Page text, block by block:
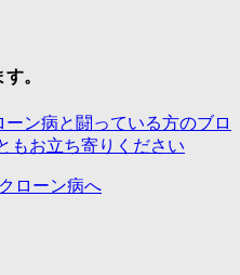
。
ン病と闘っている方のブロ
もお立ち寄りください